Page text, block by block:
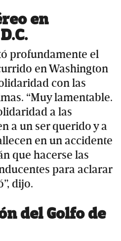
en
profundamente el
en Washington
con las
“Muy lamentable.
a las
a un ser querido y a
en un accidente
que hacerse las
para aclarar
dijo.
del Golfo de